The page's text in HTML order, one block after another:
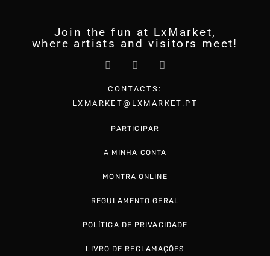
Join the fun at LxMarket,
where artists and visitors meet!
CONTACTS:
LXMARKET@LXMARKET.PT
POLÍTICA DE PRIVACIDADE
LIVRO DE RECLAMAÇÕES
PARTICIPAR
A MINHA CONTA
MONTRA ONLINE
REGULAMENTO GERAL